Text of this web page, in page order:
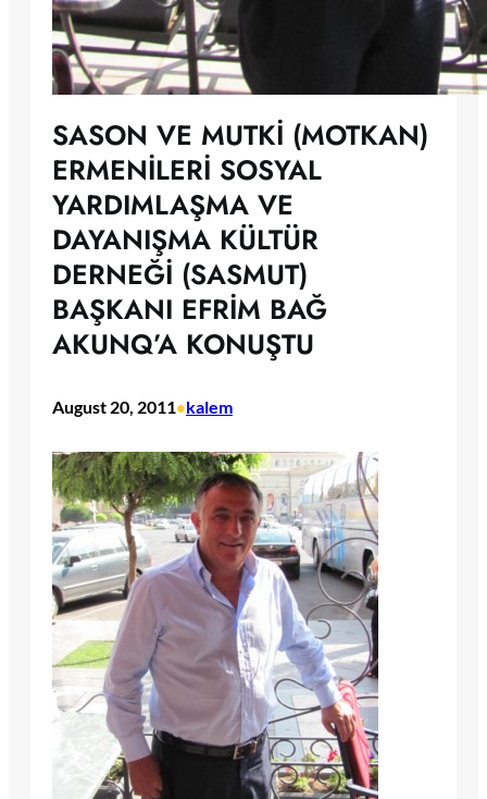
SASON VE MUTKİ (MOTKAN)
ERMENİLERİ SOSYAL
YARDIMLAŞMA VE
DAYANIŞMA KÜLTÜR
DERNEĞİ (SASMUT)
BAŞKANI EFRİM BAĞ
AKUNQ’A KONUŞTU
August 20, 2011•kalem